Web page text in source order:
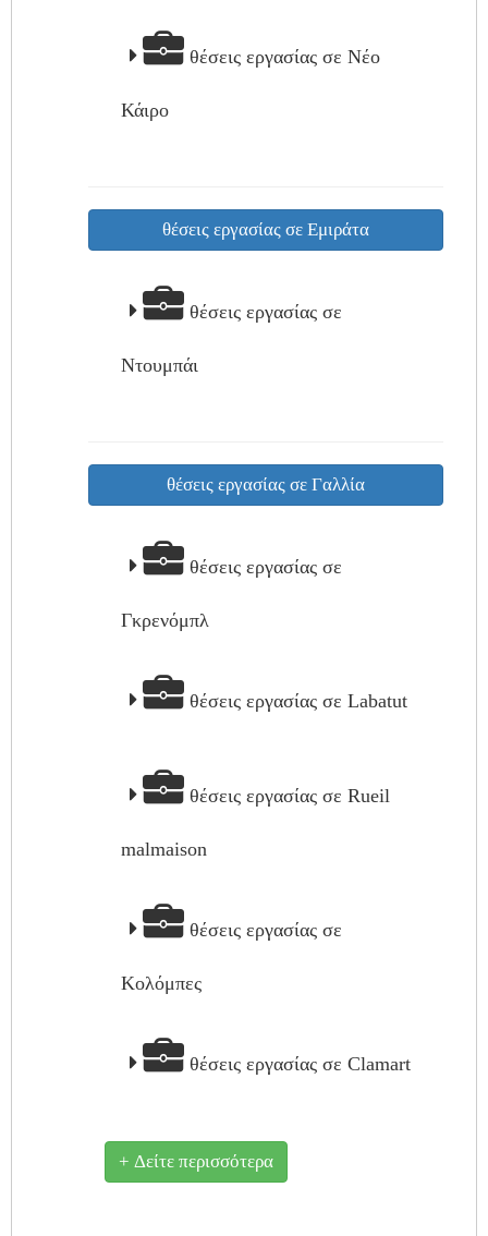
θέσεις εργασίας σε Νέο
Κάιρο
θέσεις εργασίας σε Εμιράτα
θέσεις εργασίας σε
Ντουμπάι
θέσεις εργασίας σε Γαλλία
θέσεις εργασίας σε
Γκρενόμπλ
θέσεις εργασίας σε Labatut
θέσεις εργασίας σε Rueil
malmaison
θέσεις εργασίας σε
Κολόμπες
θέσεις εργασίας σε Clamart
+ Δείτε περισσότερα